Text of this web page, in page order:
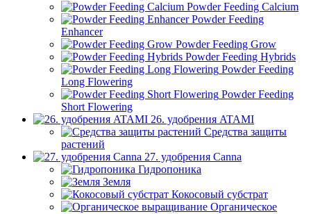
Powder Feeding Calcium
Powder Feeding
Enhancer
Powder Feeding Grow
Powder Feeding Hybrids
Powder Feeding
Long Flowering
Powder Feeding
Short Flowering
26. удобрения ATAMI
Средства защиты
растений
27. удобрения Canna
Гидропоника
Земля
Кокосовый субстрат
Органическое